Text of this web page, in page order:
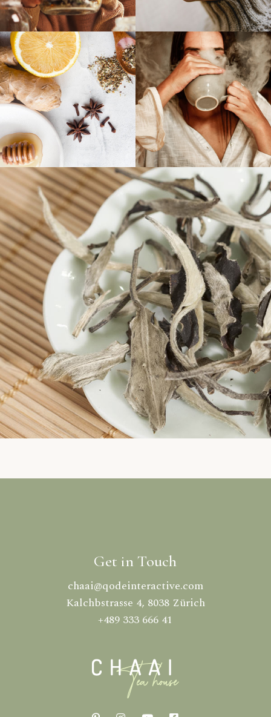
Get in Touch
chaai@qodeinteractive.com
Kalchbstrasse 4, 8038 Zürich
+489 333 666 41